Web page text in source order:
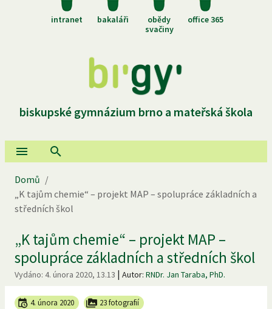
intranet bakaláři
obědy
svačiny
office 365
biskupské gymnázium brno a mateřská škola
Domů /
„K tajům chemie“ – projekt MAP – spolupráce základních a
středních škol
„K tajům chemie“ – projekt MAP –
spolupráce základních a středních škol
Vydáno: 4. února 2020, 13.13 | Autor: RNDr. Jan Taraba, PhD.
4. února 2020 23 fotografií